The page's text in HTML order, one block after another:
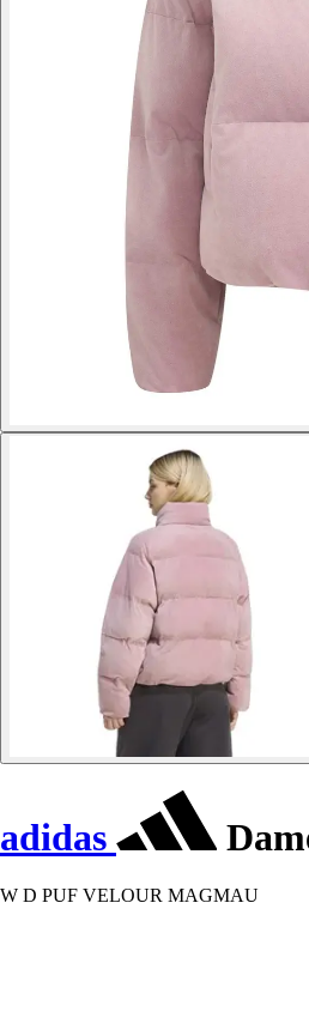
adidas
W D PUF VELOUR MAGMAU